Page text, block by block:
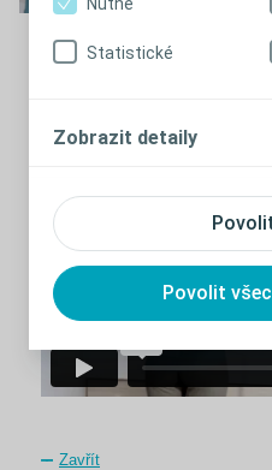
Povolit
Statistické
Zobrazit detaily
Zavřít